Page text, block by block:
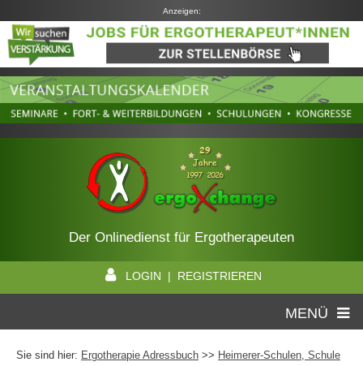
Anzeigen:
Der Onlinedienst für Ergotherapeuten
LOGIN | REGISTRIEREN
MENÜ
Sie sind hier: Ergotherapie Adressbuch >> Heimerer-Schulen, Schule